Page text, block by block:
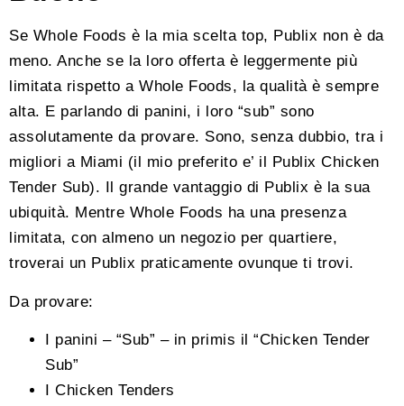
Se Whole Foods è la mia scelta top, Publix non è da
meno. Anche se la loro offerta è leggermente più
limitata rispetto a Whole Foods, la qualità è sempre
alta. E parlando di panini, i loro “sub” sono
assolutamente da provare. Sono, senza dubbio, tra i
migliori a Miami (il mio preferito e’ il Publix Chicken
Tender Sub). Il grande vantaggio di Publix è la sua
ubiquità. Mentre Whole Foods ha una presenza
limitata, con almeno un negozio per quartiere,
troverai un Publix praticamente ovunque ti trovi.
Da provare:
I panini – “Sub” – in primis il “Chicken Tender
Sub”
I Chicken Tenders